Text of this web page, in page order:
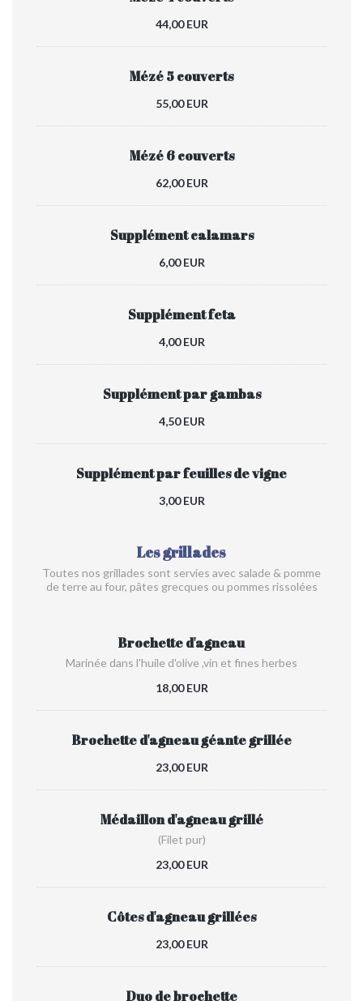
44,00 EUR
Mézé 5 couverts
55,00 EUR
Mézé 6 couverts
62,00 EUR
Supplément calamars
6,00 EUR
Supplément feta
4,00 EUR
Supplément par gambas
4,50 EUR
Supplément par feuilles de vigne
3,00 EUR
Les grillades
Toutes nos grillades sont servies avec salade & pomme
de terre au four, pâtes grecques ou pommes rissolées
Brochette d'agneau
Marinée dans l'huile d'olive ,vin et fines herbes
18,00 EUR
Brochette d'agneau géante grillée
23,00 EUR
Médaillon d'agneau grillé
(Filet pur)
23,00 EUR
Côtes d'agneau grillées
23,00 EUR
Duo de brochette